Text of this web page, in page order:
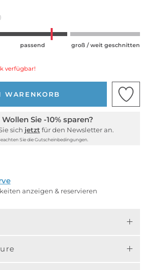
passend groß / weit geschnitten
verfügbar!
WARENKORB
Wollen Sie -10% sparen?
sich jetzt für den Newsletter an.
Sie die Gutscheinbedingungen.
anzeigen & reservieren